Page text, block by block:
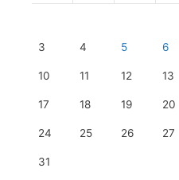
3 4 5 6
10 11 12 13
17 18 19 20
24 25 26 27
31